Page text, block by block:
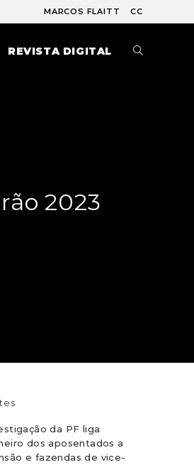
MARCOS FLAITT CC
REVISTA DIGITAL
2023
da PF liga
dos aposentados a
e fazendas de vice-